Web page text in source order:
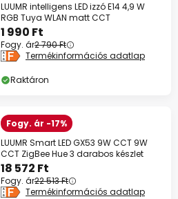
LUUMR intelligens LED izzó E14 4,9 W
RGB Tuya WLAN matt CCT
1 990 Ft
Fogy. ár2 790 Ft
Termékinformációs adatlap
Raktáron
Fogy. ár -17%
LUUMR Smart LED GX53 9W CCT 9W
CCT ZigBee Hue 3 darabos készlet
18 572 Ft
Fogy. ár22 513 Ft
Termékinformációs adatlap